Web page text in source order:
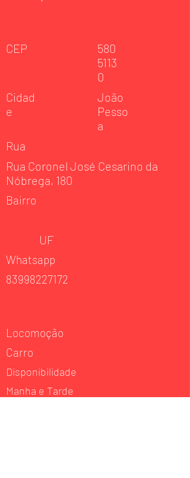
CEP
580
5113
0
Cidad
e
João
Pesso
a
Rua
Rua Coronel José Cesarino da
Nóbrega, 180
Bairro
UF
Whatsapp
83998227172
Locomoção
Carro
Disponibilidade
Manha e Tarde